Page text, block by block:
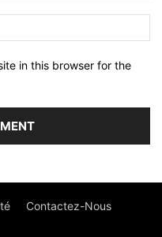
in this browser for the
Contactez-Nous